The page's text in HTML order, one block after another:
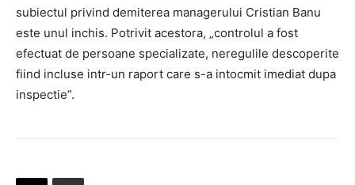
subiectul privind demiterea managerului Cristian Banu
este unul inchis. Potrivit acestora, „controlul a fost
efectuat de persoane specializate, neregulile descoperite
fiind incluse intr-un raport care s-a intocmit imediat dupa
inspectie”.